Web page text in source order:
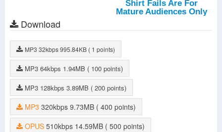
Download
MP3 32kbps995.84KB ( 1 points)
MP3 64kbps 1.94MB ( 100 points)
MP3 128kbps 3.89MB ( 200 points)
MP3 320kbps 9.73MB
( 400 points)
OPUS 510kbps 14.59MB
( 500 points)